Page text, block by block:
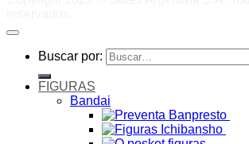
Buscar por:
FIGURAS
Bandai